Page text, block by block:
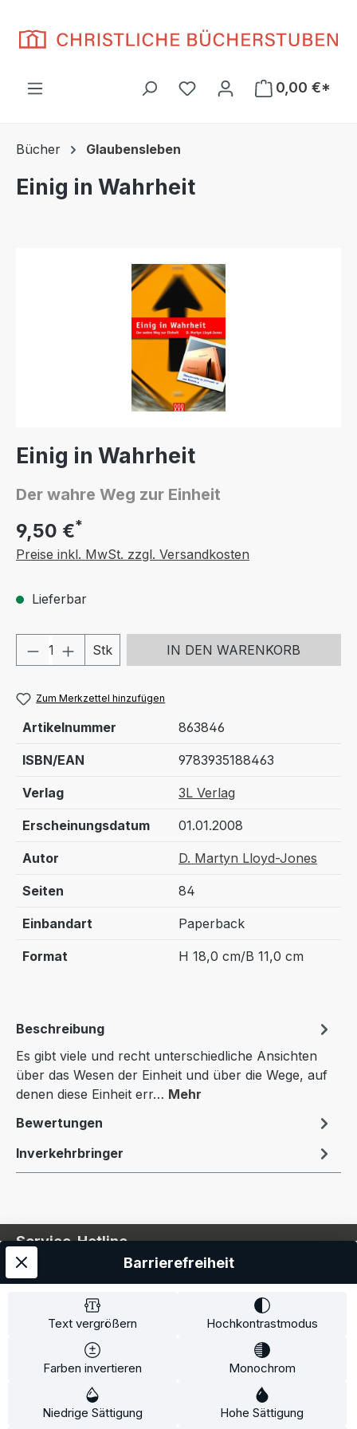
Du hast 0 Produkte auf
0,00 €*
Bücher Glaubensleben
Einig in Wahrheit
Einig in Wahrheit
Der wahre Weg zur Einheit
9,50 €*
Preise inkl. MwSt. zzgl. Versandkosten
Lieferbar
Produkt Anzahl: Gib den
Stk IN DEN WARENKORB
Zum Merkzettel hinzufügen
Artikelnummer 863846
ISBN/EAN 9783935188463
Verlag 3L Verlag
Erscheinungsdatum 01.01.2008
Autor D. Martyn Lloyd-Jones
Seiten 84
Einbandart Paperback
Format H 18,0 cm/B 11,0 cm
Beschreibung
Es gibt viele und recht unterschiedliche Ansichten
über das Wesen der Einheit und über die Wege, auf
denen diese Einheit err… Mehr
Bewertungen
Inverkehrbringer
Service-Hotline
Service
Information
* Alle Preise inkl. gesetzl. Mehrwertsteuer zzgl.
Text vergrößern Hochkontrastmodus
Farben invertieren Monochrom
Niedrige Sättigung Hohe Sättigung
Barrierefreiheit